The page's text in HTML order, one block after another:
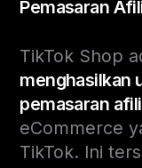
Pemasaran
TikTok Shop
menghasilkan
pemasaran
eCommerce
TikTok. Ini